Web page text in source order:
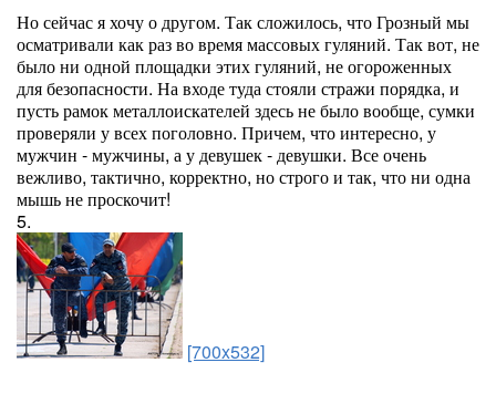
Но сейчас я хочу о другом. Так сложилось, что Грозный мы
осматривали как раз во время массовых гуляний. Так вот, не
было ни одной площадки этих гуляний, не огороженных
для безопасности. На входе туда стояли стражи порядка, и
пусть рамок металлоискателей здесь не было вообще, сумки
проверяли у всех поголовно. Причем, что интересно, у
мужчин - мужчины, а у девушек - девушки. Все очень
вежливо, тактично, корректно, но строго и так, что ни одна
мышь не проскочит!
5.
[700x532]